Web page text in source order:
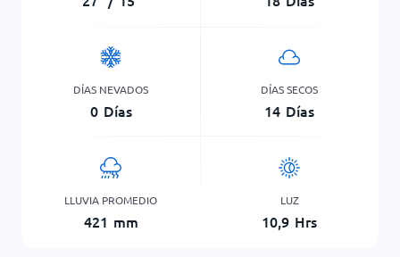
DÍAS NEVADOS
0 Días
DÍAS SECOS
14 Días
LLUVIA PROMEDIO
421 mm
LUZ
10,9 Hrs